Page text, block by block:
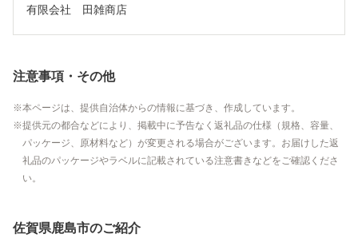
有限会社　田雑商店
注意事項・その他
本ページは、提供自治体からの情報に基づき、作成しています。
提供元の都合などにより、掲載中に予告なく返礼品の仕様（規格、容量、
パッケージ、原材料など）が変更される場合がございます。お届けした返
礼品のパッケージやラベルに記載されている注意書きなどをご確認くださ
い。
佐賀県鹿島市のご紹介